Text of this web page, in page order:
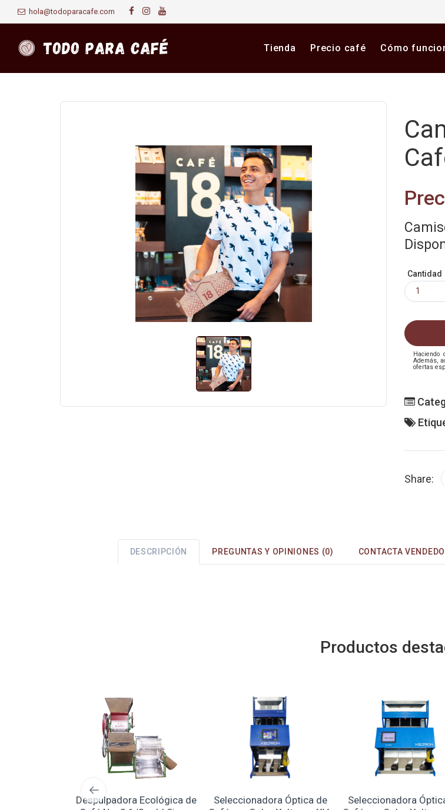
hola@todoparacafe.com
Tienda Precio café Cómo
Cantidad
Haciendo
Además,
ofertas
Share:
DESCRIPCIÓN PREGUNTAS Y OPINIONES (0) CONTACTA
Productos
Despulpadora Ecológica de
Seleccionadora Óptica de
Seleccionadora